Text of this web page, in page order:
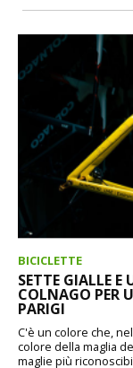
BICICLETTE
SETTE GIALLE
COLNAGO PER
PARIGI
C'è un colore che,
colore della maglia
maglie più